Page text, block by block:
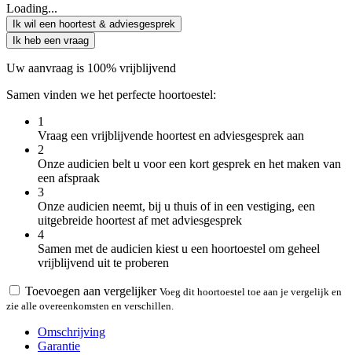
Loading...
Ik wil een hoortest & adviesgesprek
Ik heb een vraag
Uw aanvraag is 100% vrijblijvend
Samen vinden we het perfecte hoortoestel:
1
Vraag een vrijblijvende hoortest en adviesgesprek aan
2
Onze audicien belt u voor een kort gesprek en het maken van
een afspraak
3
Onze audicien neemt, bij u thuis of in een vestiging, een
uitgebreide hoortest af met adviesgesprek
4
Samen met de audicien kiest u een hoortoestel om geheel
vrijblijvend uit te proberen
Toevoegen aan vergelijker Voeg dit hoortoestel toe aan je vergelijk en
zie alle overeenkomsten en verschillen.
Omschrijving
Garantie